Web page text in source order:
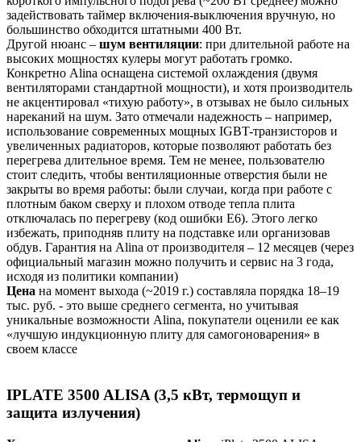
задействовать таймер включения-выключения вручную, но
большинство обходится штатными 400 Вт.
Другой нюанс – шум вентиляции: при длительной работе на
высоких мощностях кулеры могут работать громко.
Конкретно Alina оснащена системой охлаждения (двумя
вентиляторами стандартной мощности), и хотя производитель
не акцентировал «тихую работу», в отзывах не было сильных
нареканий на шум. Зато отмечали надежность – например,
использование современных мощных IGBT-транзисторов и
увеличенных радиаторов, которые позволяют работать без
перегрева длительное время​. Тем не менее, пользователю
стоит следить, чтобы вентиляционные отверстия были не
закрыты во время работы: были случаи, когда при работе с
плотным баком сверху и плохом отводе тепла плита
отключалась по перегреву (код ошибки E6)​. Этого легко
избежать, приподняв плиту на подставке или организовав
обдув. Гарантия на Alina от производителя – 12 месяцев (через
официальный магазин можно получить и сервис на 3 года,
исходя из политики компании)​
Цена на момент выхода (~2019 г.) составляла порядка 18–19
тыс. руб.​ - это выше среднего сегмента, но учитывая
уникальные возможности Alina, покупатели оценили ее как
«лучшую индукционную плиту для самогоноварения» в
своем классе​
IPLATE 3500 ALISA (3,5 кВт, термощуп и
защита излучения)